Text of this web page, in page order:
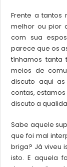
Frente a tantos
melhor ou pior
com sua
parece que os
tínhamos tanta
meios de
discuto aqui
contas,
discuto a
Sabe aquele
que foi mal
briga? Já viveu
isto. E aquela